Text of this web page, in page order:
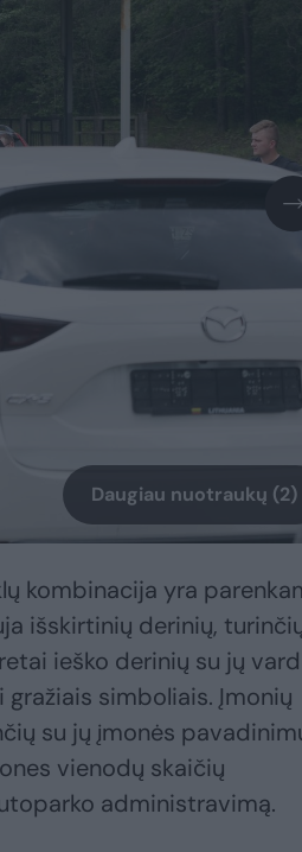
Daugiau nuotraukų (2)
kombinacija yra
išskirtinių derinių,
ieško derinių su jų
simboliais. Įmonių
su jų įmonės
vienodų skaičių
administravimą.